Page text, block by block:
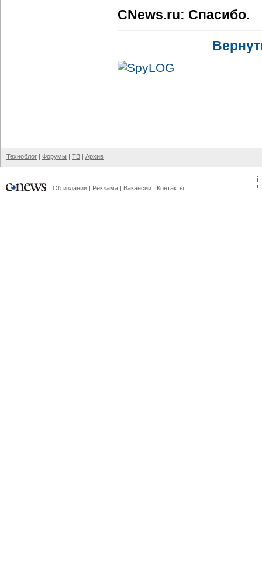
CNews.ru: Спасибо.
Техноблог | Форумы | ТВ | Архив
Об издании | Реклама | Вакансии | Контакты